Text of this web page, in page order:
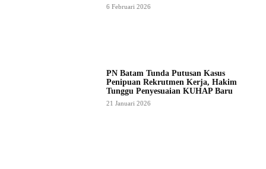
6 Februari 2026
PN Batam Tunda Putusan Kasus
Penipuan Rekrutmen Kerja, Hakim
Tunggu Penyesuaian KUHAP Baru
21 Januari 2026